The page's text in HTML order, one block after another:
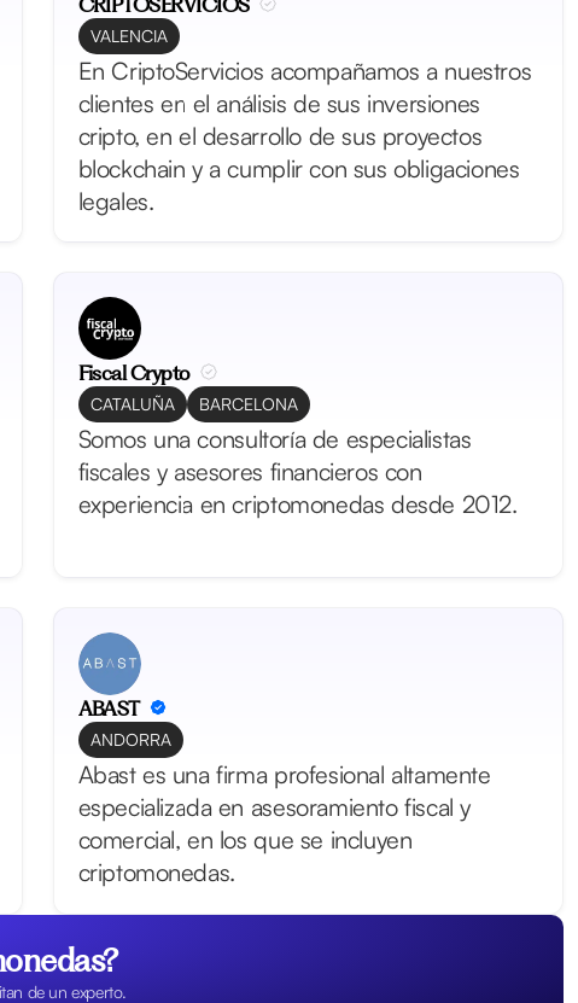
VALENCIA
En CriptoServicios acompañamos a nuestros
clientes en el análisis de sus inversiones
cripto, en el desarrollo de sus proyectos
blockchain y a cumplir con sus obligaciones
legales.
Fiscal Crypto
CATALUÑA BARCELONA
Somos una consultoría de especialistas
fiscales y asesores financieros con
experiencia en criptomonedas desde 2012.
ABAST
ANDORRA
Abast es una firma profesional altamente
especializada en asesoramiento fiscal y
comercial, en los que se incluyen
criptomonedas.
de un experto.